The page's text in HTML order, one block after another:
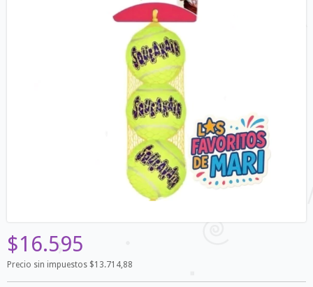
$16.595
Precio sin impuestos $13.714,88